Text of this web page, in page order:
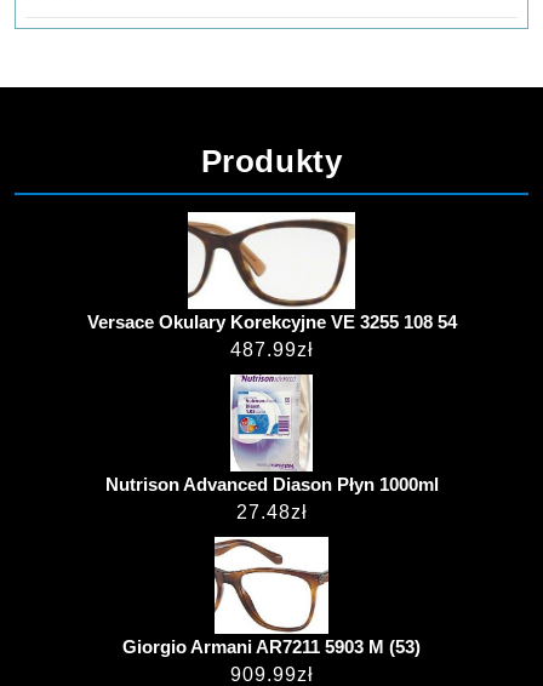
Produkty
Versace Okulary Korekcyjne VE 3255 108 54
487.99zł
Nutrison Advanced Diason Płyn 1000ml
27.48zł
Giorgio Armani AR7211 5903 M (53)
909.99zł